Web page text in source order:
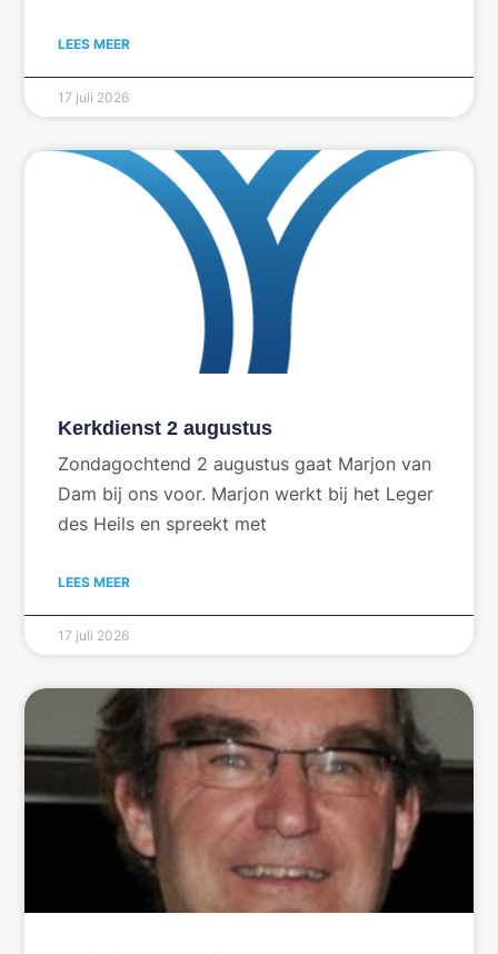
LEES MEER
17 juli 2026
Kerkdienst 2 augustus
Zondagochtend 2 augustus gaat Marjon van
Dam bij ons voor. Marjon werkt bij het Leger
des Heils en spreekt met
LEES MEER
17 juli 2026